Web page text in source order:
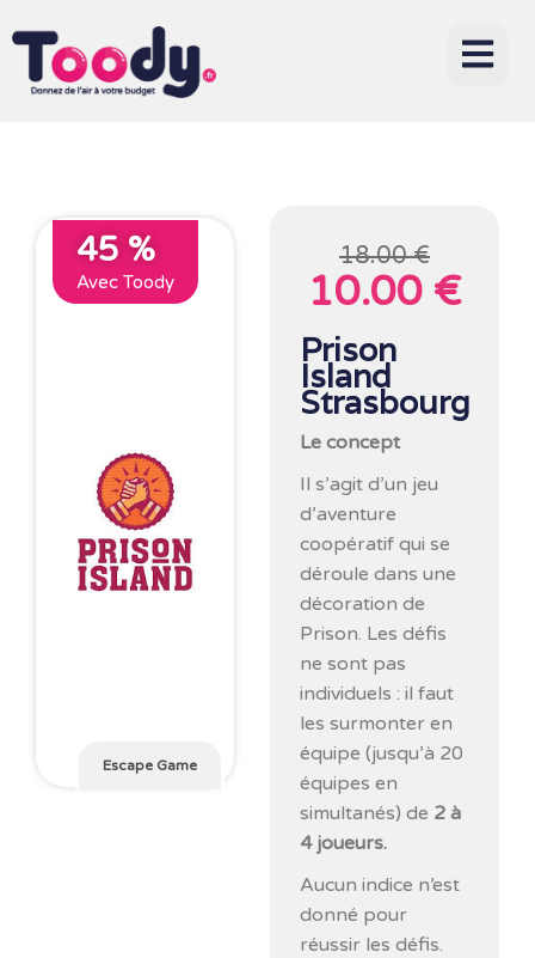
45 %
Avec Toody
Escape Game
18.00 €
10.00 €
Prison
Island
Strasbourg
Le concept
Il s’agit d’un jeu
d’aventure
coopératif qui se
déroule dans une
décoration de
Prison. Les défis
ne sont pas
individuels : il faut
les surmonter en
équipe (jusqu’à 20
équipes en
simultanés) de 2 à
4 joueurs.
Aucun indice n’est
donné pour
réussir les défis.